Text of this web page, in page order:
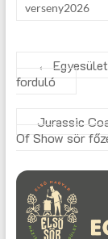
verseny2026
←
forduló
Jurassic
Of Show sör